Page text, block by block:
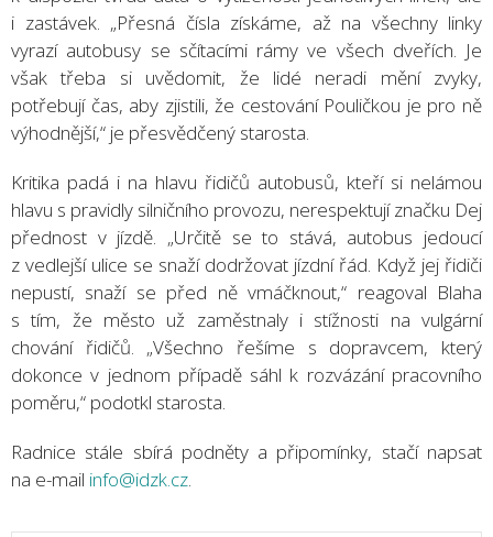
i zastávek. „Přesná čísla získáme, až na všechny linky
vyrazí autobusy se sčítacími rámy ve všech dveřích. Je
však třeba si uvědomit, že lidé neradi mění zvyky,
potřebují čas, aby zjistili, že cestování Pouličkou je pro ně
výhodnější,“ je přesvědčený starosta.
Kritika padá i na hlavu řidičů autobusů, kteří si nelámou
hlavu s pravidly silničního provozu, nerespektují značku Dej
přednost v jízdě. „Určitě se to stává, autobus jedoucí
z vedlejší ulice se snaží dodržovat jízdní řád. Když jej řidiči
nepustí, snaží se před ně vmáčknout,“ reagoval Blaha
s tím, že město už zaměstnaly i stížnosti na vulgární
chování řidičů. „Všechno řešíme s dopravcem, který
dokonce v jednom případě sáhl k rozvázání pracovního
poměru,“ podotkl starosta.
Radnice stále sbírá podněty a připomínky, stačí napsat
na e-mail info@idzk.cz.